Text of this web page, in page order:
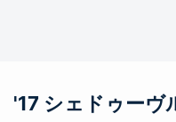
'17 シェドゥーヴ